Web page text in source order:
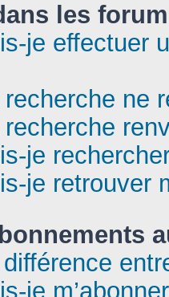
les
je effectuer
ne
je
je retrouver
je